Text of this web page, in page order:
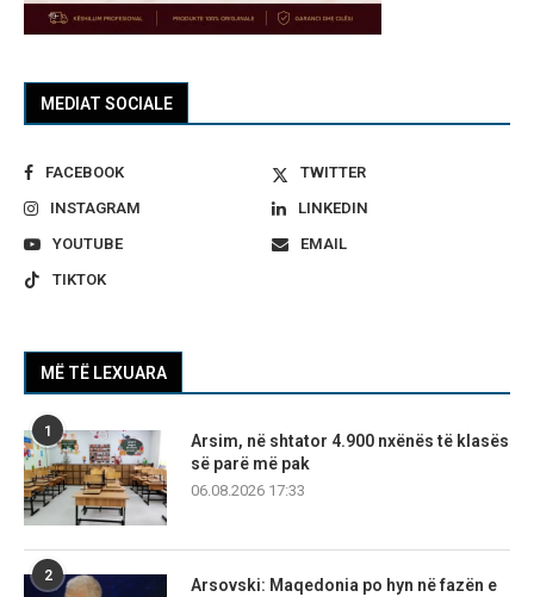
MEDIAT SOCIALE
FACEBOOK
TWITTER
INSTAGRAM
LINKEDIN
YOUTUBE
EMAIL
TIKTOK
MË TË LEXUARA
1
Arsim, në shtator 4.900 nxënës të klasës
së parë më pak
06.08.2026 17:33
2
Arsovski: Maqedonia po hyn në fazën e